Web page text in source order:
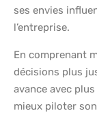
ses envies
l’entreprise.
En comprenant
décisions plus
avance avec
mieux piloter